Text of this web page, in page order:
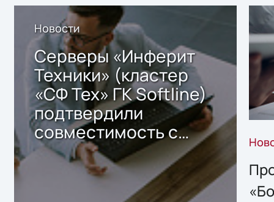
Новости
Серверы «Инферит
Техники» (кластер
«СФ Тех» ГК Softline)
подтвердили
совместимость с
решением Sharx
Storage 2.x для
хранения данных